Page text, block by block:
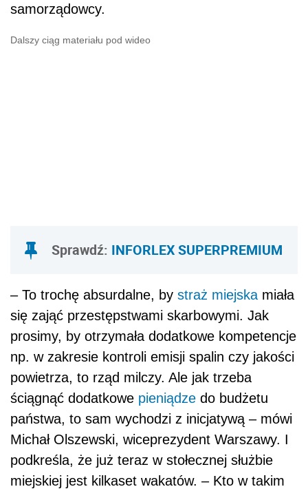
samorządowcy.
Dalszy ciąg materiału pod wideo
Sprawdź: INFORLEX SUPERPREMIUM
– To trochę absurdalne, by straż miejska miała
się zająć przestępstwami skarbowymi. Jak
prosimy, by otrzymała dodatkowe kompetencje
np. w zakresie kontroli emisji spalin czy jakości
powietrza, to rząd milczy. Ale jak trzeba
ściągnąć dodatkowe pieniądze do budżetu
państwa, to sam wychodzi z inicjatywą – mówi
Michał Olszewski, wiceprezydent Warszawy. I
podkreśla, że już teraz w stołecznej służbie
miejskiej jest kilkaset wakatów. – Kto w takim